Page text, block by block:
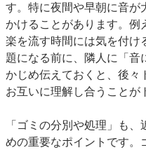
す。特に夜間や早朝に音が
かけることがあります。例
楽を流す時間には気を付け
題になる前に、隣人に「音
かじめ伝えておくと、後々
お互いに理解し合うことが
「ゴミの分別や処理」も
めの重要なポイントです。